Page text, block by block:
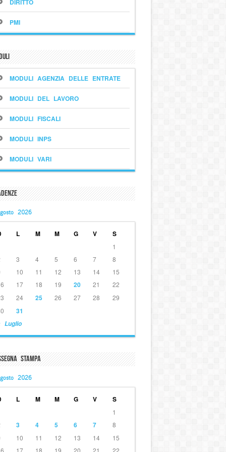
DIRITTO
PMI
MODULI AGENZIA DELLE ENTRATE
MODULI DEL LAVORO
MODULI FISCALI
MODULI INPS
MODULI VARI
2026
L M M G V S
Luglio
1
3 4 5 6 7
8
10 11 12 13 14
15
17 18 19 20 21
22
24 25 26 27 28
29
31
Stampa
2026
L M M G V S
1
3 4 5 6 7
8
10 11 12 13 14
15
17 18 19 20 21 22